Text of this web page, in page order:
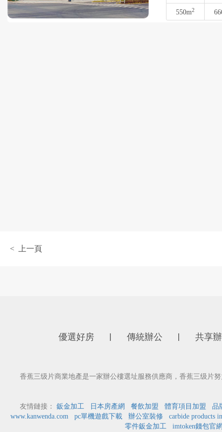
550m2
< 上一頁
優選好房 傳統辦公 共享
香蕉三级片商業地產是一家辦公樓選址服務供應商，香蕉三级片
友情鏈接： 鈑金加工 日本房產網 餐飲加盟 體育項目加盟
品
www.kanwenda.com
pc單機遊戲下載 辦公室裝修
carbide products
零件鈑金加工
imtoken錢包官